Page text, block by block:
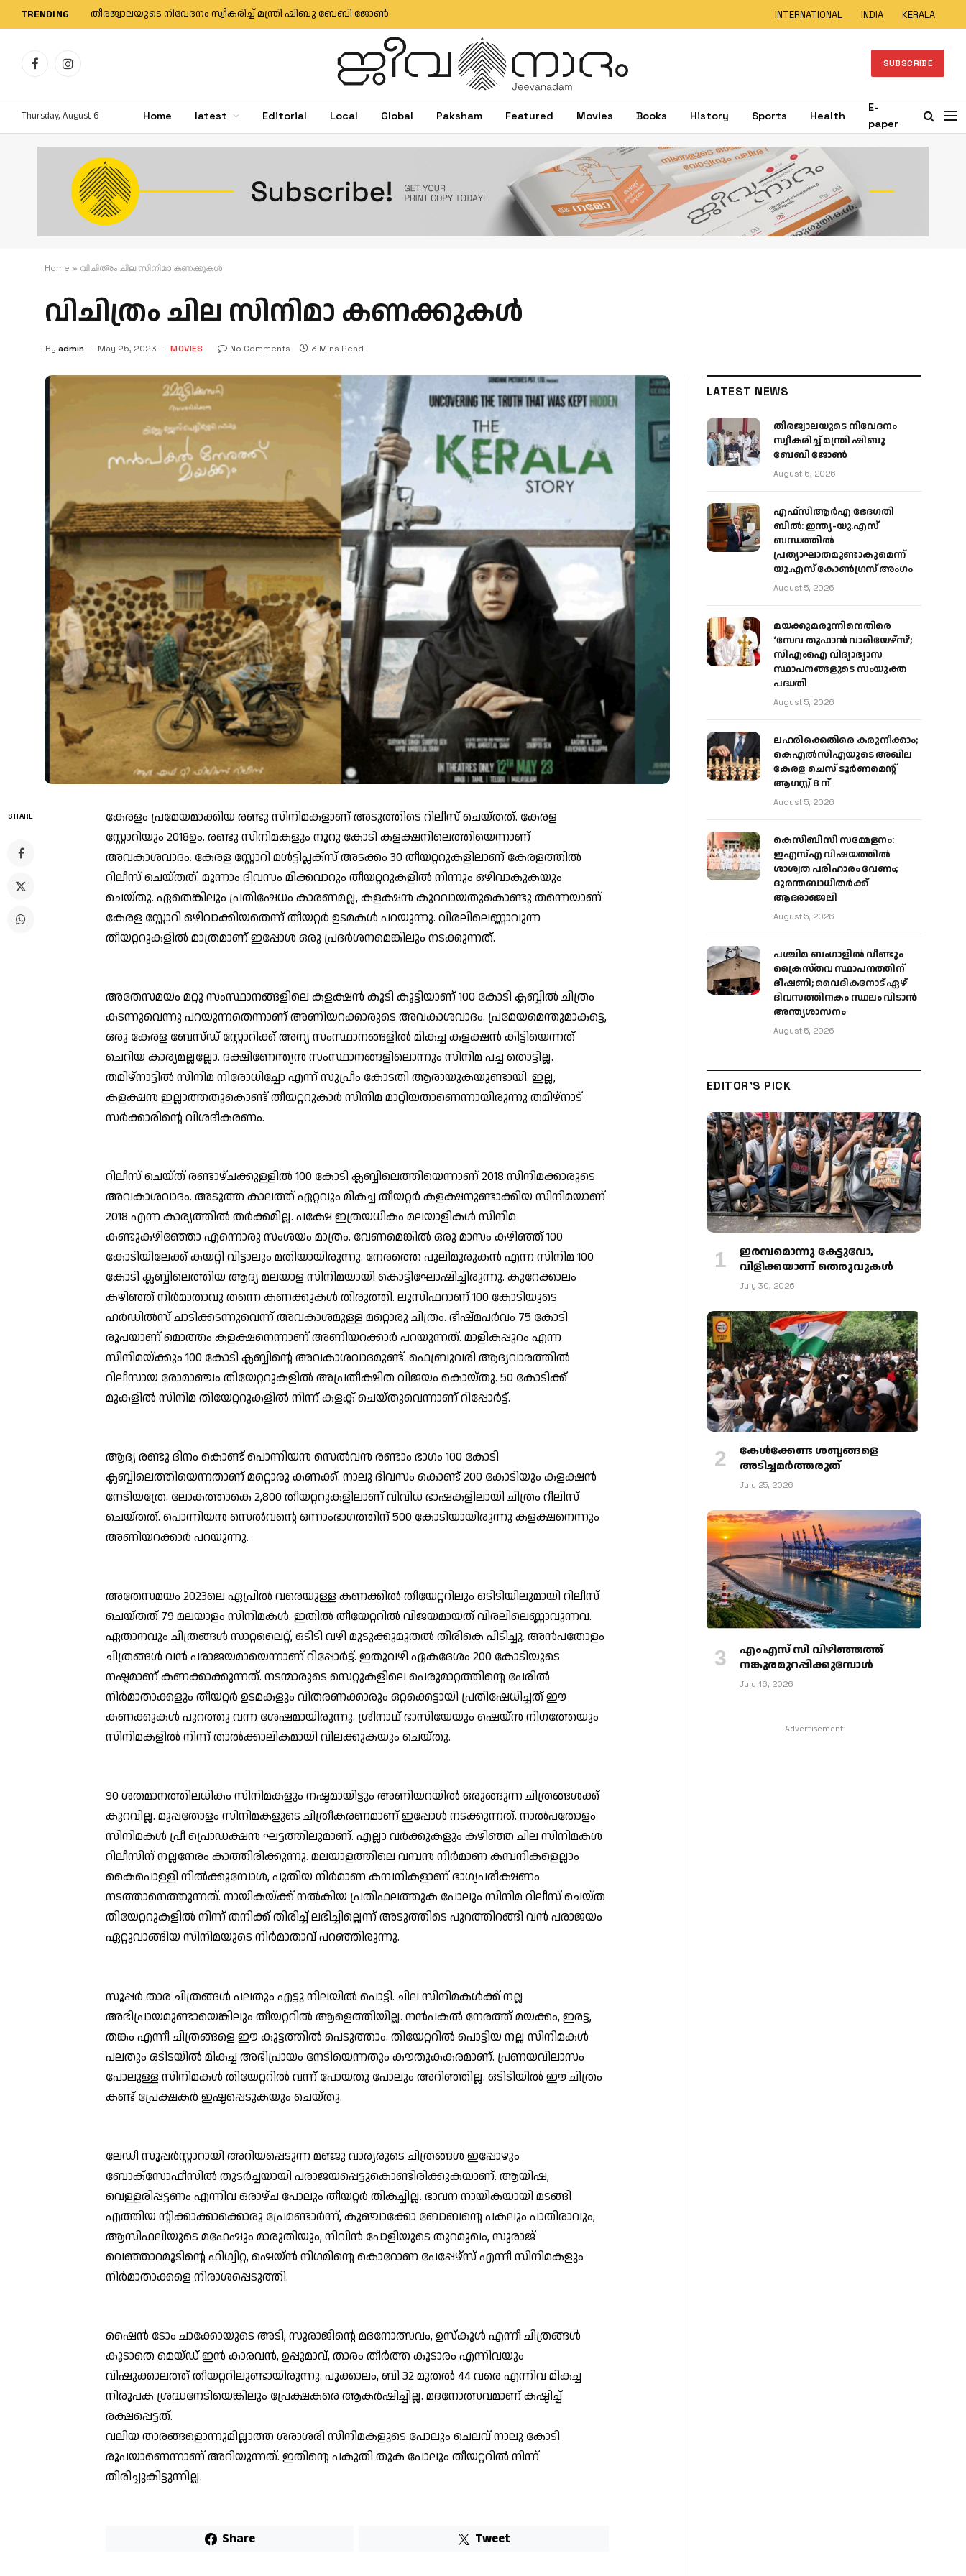
TRENDING തീരജ്വാലയുടെ നിവേദനം സ്വീകരിച്ച് മന്ത്രി ഷിബു ബേബി ജോൺ INTERNATIONAL INDIA KERALA
FacebookInstagram SUBSCRIBE
Thursday, August 6 Home latest Editorial Local Global Paksham Featured Movies Books History Sports Health
E-
paper
Home » വിചിത്രം ചില സിനിമാ കണക്കുകള്‍
വിചിത്രം ചില സിനിമാ കണക്കുകള്‍
By admin May 25, 2023 MOVIES No Comments 3 Mins Read
SHARE
കേരളം പ്രമേയമാക്കിയ രണ്ടു സിനിമകളാണ് അടുത്തിടെ റിലീസ് ചെയ്തത്. കേരള
സ്റ്റോറിയും 2018ഉം. രണ്ടു സിനിമകളും നൂറു കോടി കളക്ഷനിലെത്തിയെന്നാണ്
അവകാശവാദം. കേരള സ്റ്റോറി മള്‍ട്ടിപ്ലക്‌സ് അടക്കം 30 തീയറ്ററുകളിലാണ് കേരളത്തില്‍
റിലീസ് ചെയ്തത്. മൂന്നാം ദിവസം മിക്കവാറും തീയറ്ററുകളില്‍ നിന്നും ഒഴിവാകുകയും
ചെയ്തു. ഏതെങ്കിലും പ്രതിഷേധം കാരണമല്ല, കളക്ഷന്‍ കുറവായതുകൊണ്ടു തന്നെയാണ്
കേരള സ്റ്റോറി ഒഴിവാക്കിയതെന്ന് തീയറ്റര്‍ ഉടമകള്‍ പറയുന്നു. വിരലിലെണ്ണാവുന്ന
തീയറ്ററുകളില്‍ മാത്രമാണ് ഇപ്പോള്‍ ഒരു പ്രദര്‍ശനമെങ്കിലും നടക്കുന്നത്.
അതേസമയം മറ്റു സംസ്ഥാനങ്ങളിലെ കളക്ഷന്‍ കൂടി കൂട്ടിയാണ് 100 കോടി ക്ലബ്ബില്‍ ചിത്രം
കടന്നുവെന്നു പറയുന്നതെന്നാണ് അണിയറക്കാരുടെ അവകാശവാദം. പ്രമേയമെന്തുമാകട്ടെ,
ഒരു കേരള ബേസ്ഡ് സ്റ്റോറിക്ക് അന്യ സംസ്ഥാനങ്ങളില്‍ മികച്ച കളക്ഷന്‍ കിട്ടിയെന്നത്
ചെറിയ കാര്യമല്ലല്ലോ. ദക്ഷിണേന്ത്യന്‍ സംസ്ഥാനങ്ങളിലൊന്നും സിനിമ പച്ച തൊട്ടില്ല.
തമിഴ്‌നാട്ടില്‍ സിനിമ നിരോധിച്ചോ എന്ന് സുപ്രീം കോടതി ആരായുകയുണ്ടായി. ഇല്ല,
കളക്ഷന്‍ ഇല്ലാത്തതുകൊണ്ട് തീയറ്ററുകാര്‍ സിനിമ മാറ്റിയതാണെന്നായിരുന്നു തമിഴ്‌നാട്
സര്‍ക്കാരിന്റെ വിശദീകരണം.
റിലീസ് ചെയ്ത് രണ്ടാഴ്ചക്കുള്ളില്‍ 100 കോടി ക്ലബ്ബിലെത്തിയെന്നാണ് 2018 സിനിമക്കാരുടെ
അവകാശവാദം. അടുത്ത കാലത്ത് ഏറ്റവും മികച്ച തീയറ്റര്‍ കളക്ഷനുണ്ടാക്കിയ സിനിമയാണ്
2018 എന്ന കാര്യത്തില്‍ തര്‍ക്കമില്ല. പക്ഷേ ഇത്രയധികം മലയാളികള്‍ സിനിമ
കണ്ടുകഴിഞ്ഞോ എന്നൊരു സംശയം മാത്രം. വേണമെങ്കില്‍ ഒരു മാസം കഴിഞ്ഞ് 100
കോടിയിലേക്ക് കയറ്റി വിട്ടാലും മതിയായിരുന്നു. നേരത്തെ പുലിമുരുകന്‍ എന്ന സിനിമ 100
കോടി ക്ലബ്ബിലെത്തിയ ആദ്യ മലയാള സിനിമയായി കൊട്ടിഘോഷിച്ചിരുന്നു. കുറേക്കാലം
കഴിഞ്ഞ് നിര്‍മാതാവു തന്നെ കണക്കുകള്‍ തിരുത്തി. ലൂസിഫറാണ് 100 കോടിയുടെ
ഹര്‍ഡില്‍സ് ചാടിക്കടന്നുവെന്ന് അവകാശമുള്ള മറ്റൊരു ചിത്രം. ഭീഷ്മപര്‍വം 75 കോടി
രൂപയാണ് മൊത്തം കളക്ഷനെന്നാണ് അണിയറക്കാര്‍ പറയുന്നത്. മാളികപ്പുറം എന്ന
സിനിമയ്ക്കും 100 കോടി ക്ലബ്ബിന്റെ അവകാശവാദമുണ്ട്. ഫെബ്രുവരി ആദ്യവാരത്തില്‍
റിലീസായ രോമാഞ്ചം തിയേറ്ററുകളില്‍ അപ്രതീക്ഷിത വിജയം കൊയ്തു. 50 കോടിക്ക്
മുകളില്‍ സിനിമ തിയേറ്ററുകളില്‍ നിന്ന് കളക്ട് ചെയ്തുവെന്നാണ് റിപ്പോര്‍ട്ട്.
ആദ്യ രണ്ടു ദിനം കൊണ്ട് പൊന്നിയന്‍ സെല്‍വന്‍ രണ്ടാം ഭാഗം 100 കോടി
ക്ലബ്ബിലെത്തിയെന്നതാണ് മറ്റൊരു കണക്ക്. നാലു ദിവസം കൊണ്ട് 200 കോടിയും കളക്ഷന്‍
നേടിയത്രേ. ലോകത്താകെ 2,800 തീയറ്ററുകളിലാണ് വിവിധ ഭാഷകളിലായി ചിത്രം റീലിസ്
ചെയ്തത്. പൊന്നിയന്‍ സെല്‍വന്റെ ഒന്നാംഭാഗത്തിന് 500 കോടിയായിരുന്നു കളക്ഷനെന്നും
അണിയറക്കാര്‍ പറയുന്നു.
അതേസമയം 2023ലെ ഏപ്രില്‍ വരെയുള്ള കണക്കില്‍ തീയേറ്ററിലും ഒടിടിയിലുമായി റിലീസ്
ചെയ്തത് 79 മലയാളം സിനിമകള്‍. ഇതില്‍ തീയേറ്ററില്‍ വിജയമായത് വിരലിലെണ്ണാവുന്നവ.
ഏതാനവും ചിത്രങ്ങള്‍ സാറ്റലൈറ്റ്, ഒടിടി വഴി മുടുക്കുമുതല്‍ തിരികെ പിടിച്ചു. അന്‍പതോളം
ചിത്രങ്ങള്‍ വന്‍ പരാജയമായെന്നാണ് റിപ്പോര്‍ട്ട്. ഇതുവഴി ഏകദേശം 200 കോടിയുടെ
നഷ്ടമാണ് കണക്കാക്കുന്നത്. നടന്മാരുടെ സെറ്റുകളിലെ പെരുമാറ്റത്തിന്റെ പേരില്‍
നിര്‍മാതാക്കളും തീയറ്റര്‍ ഉടമകളും വിതരണക്കാരും ഒറ്റക്കെട്ടായി പ്രതിഷേധിച്ചത് ഈ
കണക്കുകള്‍ പുറത്തു വന്ന ശേഷമായിരുന്നു. ശ്രീനാഥ് ഭാസിയേയും ഷെയ്ന്‍ നിഗത്തേയും
സിനിമകളില്‍ നിന്ന് താല്‍ക്കാലികമായി വിലക്കുകയും ചെയ്തു.
90 ശതമാനത്തിലധികം സിനിമകളും നഷ്ടമായിട്ടും അണിയറയില്‍ ഒരുങ്ങുന്ന ചിത്രങ്ങള്‍ക്ക്
കുറവില്ല. മുപ്പതോളം സിനിമകളുടെ ചിത്രീകരണമാണ് ഇപ്പോള്‍ നടക്കുന്നത്. നാല്‍പതോളം
സിനിമകള്‍ പ്രീ പ്രൊഡക്ഷന്‍ ഘട്ടത്തിലുമാണ്. എല്ലാ വര്‍ക്കുകളും കഴിഞ്ഞ ചില സിനിമകള്‍
റിലീസിന് നല്ലനേരം കാത്തിരിക്കുന്നു. മലയാളത്തിലെ വമ്പന്‍ നിര്‍മാണ കമ്പനികളെല്ലാം
കൈപൊള്ളി നില്‍ക്കുമ്പോള്‍, പുതിയ നിര്‍മാണ കമ്പനികളാണ് ഭാഗ്യപരീക്ഷണം
നടത്താനെത്തുന്നത്. നായികയ്ക്ക് നല്‍കിയ പ്രതിഫലത്തുക പോലും സിനിമ റിലീസ് ചെയ്ത
തിയേറ്ററുകളില്‍ നിന്ന് തനിക്ക് തിരിച്ച് ലഭിച്ചില്ലെന്ന് അടുത്തിടെ പുറത്തിറങ്ങി വന്‍ പരാജയം
ഏറ്റുവാങ്ങിയ സിനിമയുടെ നിര്‍മാതാവ് പറഞ്ഞിരുന്നു.
സൂപ്പര്‍ താര ചിത്രങ്ങള്‍ പലതും എട്ടു നിലയില്‍ പൊട്ടി. ചില സിനിമകള്‍ക്ക് നല്ല
അഭിപ്രായമുണ്ടായെങ്കിലും തീയറ്ററില്‍ ആളെത്തിയില്ല. നന്‍പകല്‍ നേരത്ത് മയക്കം, ഇരട്ട,
തങ്കം എന്നീ ചിത്രങ്ങളെ ഈ കൂട്ടത്തില്‍ പെടുത്താം. തിയേറ്ററില്‍ പൊട്ടിയ നല്ല സിനിമകള്‍
പലതും ഒടിടയില്‍ മികച്ച അഭിപ്രായം നേടിയെന്നതും കൗതുകകരമാണ്. പ്രണയവിലാസം
പോലുള്ള സിനിമകള്‍ തിയേറ്ററില്‍ വന്ന് പോയതു പോലും അറിഞ്ഞില്ല. ഒടിടിയില്‍ ഈ ചിത്രം
കണ്ട് പ്രേക്ഷകര്‍ ഇഷ്ടപ്പെടുകയും ചെയ്തു.
ലേഡീ സൂപ്പര്‍സ്റ്റാറായി അറിയപ്പെടുന്ന മഞ്ജു വാര്യരുടെ ചിത്രങ്ങള്‍ ഇപ്പോഴും
ബോക്സോഫീസില്‍ തുടര്‍ച്ചയായി പരാജയപ്പെട്ടുകൊണ്ടിരിക്കുകയാണ്. ആയിഷ,
വെള്ളരിപ്പട്ടണം എന്നിവ ഒരാഴ്ച പോലും തീയറ്റര്‍ തികച്ചില്ല. ഭാവന നായികയായി മടങ്ങി
എത്തിയ ന്റിക്കാക്കാക്കൊരു പ്രേമണ്ടാര്‍ന്ന്, കുഞ്ചാക്കോ ബോബന്റെ പകലും പാതിരാവും,
ആസിഫലിയുടെ മഹേഷും മാരുതിയും, നിവിന്‍ പോളിയുടെ തുറമുഖം, സുരാജ്
വെഞ്ഞാറമൂടിന്റെ ഹിഗ്വിറ്റ, ഷെയ്ന്‍ നിഗമിന്റെ കൊറോണ പേപ്പേഴ്‌സ് എന്നീ സിനിമകളും
നിര്‍മാതാക്കളെ നിരാശപ്പെടുത്തി.
ഷൈന്‍ ടോം ചാക്കോയുടെ അടി, സുരാജിന്റെ മദനോത്സവം, ഉസ്‌കൂള്‍ എന്നീ ചിത്രങ്ങള്‍
കൂടാതെ മെയ്ഡ് ഇന്‍ കാരവന്‍, ഉപ്പുമാവ്, താരം തീര്‍ത്ത കൂടാരം എന്നിവയും
വിഷുക്കാലത്ത് തീയറ്ററിലുണ്ടായിരുന്നു. പൂക്കാലം, ബി 32 മുതല്‍ 44 വരെ എന്നിവ മികച്ച
നിരൂപക ശ്രദ്ധനേടിയെങ്കിലും പ്രേക്ഷകരെ ആകര്‍ഷിച്ചില്ല. മദനോത്സവമാണ് കഷ്ടിച്ച്
രക്ഷപ്പെട്ടത്.
വലിയ താരങ്ങളൊന്നുമില്ലാത്ത ശരാശരി സിനിമകളുടെ പോലും ചെലവ് നാലു കോടി
രൂപയാണെന്നാണ് അറിയുന്നത്. ഇതിന്റെ പകുതി തുക പോലും തീയറ്ററില്‍ നിന്ന്
തിരിച്ചുകിട്ടുന്നില്ല.
Share Tweet
LATEST NEWS
തീരജ്വാലയുടെ നിവേദനം
സ്വീകരിച്ച് മന്ത്രി ഷിബു
ബേബി ജോൺ
August 6, 2026
എഫ്‌സിആർഎ ഭേദഗതി
ബിൽ: ഇന്ത്യ-യു.എസ്
ബന്ധത്തിൽ
പ്രത്യാഘാതമുണ്ടാകുമെന്ന്
യു.എസ് കോൺഗ്രസ് അംഗം
August 5, 2026
മയക്കുമരുന്നിനെതിരെ
‘സേവ തൂഫാൻ വാരിയേഴ്‌സ്’;
സിഎംഐ വിദ്യാഭ്യാസ
സ്ഥാപനങ്ങളുടെ സംയുക്ത
പദ്ധതി
August 5, 2026
ലഹരിക്കെതിരെ കരുനീക്കാം;
കെഎൽസിഎയുടെ അഖില
കേരള ചെസ് ടൂർണമെന്റ്
ആഗസ്റ്റ് 8 ന്
August 5, 2026
കെസിബിസി സമ്മേളനം:
ഇഎസ്എ വിഷയത്തിൽ
ശാശ്വത പരിഹാരം വേണം;
ദുരന്തബാധിതർക്ക്
ആദരാഞ്ജലി
August 5, 2026
പശ്ചിമ ബംഗാളിൽ വീണ്ടും
ക്രൈസ്തവ സ്ഥാപനത്തിന്
ഭീഷണി; വൈദികനോട് ഏഴ്
ദിവസത്തിനകം സ്ഥലം വിടാൻ
അന്ത്യശാസനം
August 5, 2026
EDITOR'S PICK
ഇരമ്പമൊന്നു കേട്ടുവോ,
വിളിക്കയാണ് തെരുവുകള്‍
July 30, 2026
കേള്‍ക്കേണ്ട ശബ്ദങ്ങളെ
അടിച്ചമര്‍ത്തരുത്
July 25, 2026
എംഎസ് സി വിഴിഞ്ഞത്ത്
നങ്കൂരമുറപ്പിക്കുമ്പോള്‍
July 16, 2026
Advertisement